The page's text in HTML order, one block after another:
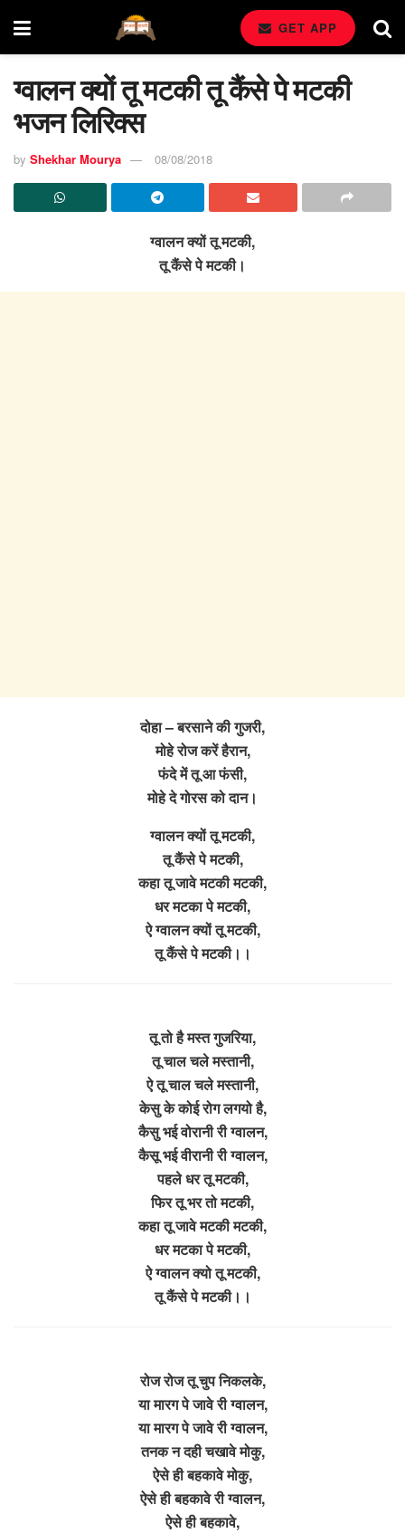
GET APP
ग्वालन क्यों तू मटकी तू कैंसे पे मटकी
भजन लिरिक्स
by Shekhar Mourya 08/08/2018
ग्वालन क्यों तू मटकी,
तू कैंसे पे मटकी।
दोहा – बरसाने की गुजरी,
मोहे रोज करें हैरान,
फंदे में तू आ फंसी,
मोहे दे गोरस को दान।
ग्वालन क्यों तू मटकी,
तू कैंसे पे मटकी,
कहा तू जावे मटकी मटकी,
धर मटका पे मटकी,
ऐ ग्वालन क्यों तू मटकी,
तू कैंसे पे मटकी।।
तू तो है मस्त गुजरिया,
तू चाल चले मस्तानी,
ऐ तू चाल चले मस्तानी,
केसु के कोई रोग लगयो है,
कैसु भई वोरानी री ग्वालन,
कैसू भई वीरानी री ग्वालन,
पहले धर तू मटकी,
फिर तू भर तो मटकी,
कहा तू जावे मटकी मटकी,
धर मटका पे मटकी,
ऐ ग्वालन क्यो तू मटकी,
तू कैंसे पे मटकी।।
रोज रोज तू चुप निकलके,
या मारग पे जावे री ग्वालन,
या मारग पे जावे री ग्वालन,
तनक न दही चखावे मोकु,
ऐसे ही बहकावे मोकु,
ऐसे ही बहकावे री ग्वालन,
ऐसे ही बहकावे,